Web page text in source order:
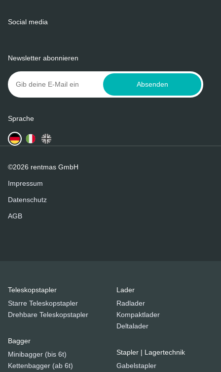
Social media
Newsletter abonnieren
Absenden
Sprache
Teleskopstapler
Starre Teleskopstapler
Drehbare Teleskopstapler
Bagger
Minibagger (bis 6t)
Kettenbagger (ab 6t)
Lader
Radlader
Kompaktlader
Deltalader
Stapler | Lagertechnik
Gabelstapler
©2026 rentmas GmbH
Impressum
Datenschutz
AGB